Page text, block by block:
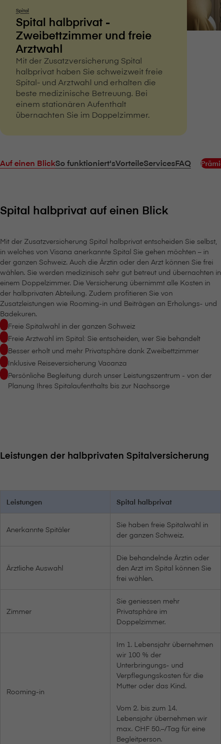
Spital
Spital halbprivat -
Zweibettzimmer und freie
Arztwahl
Mit der Zusatzversicherung Spital
halbprivat haben Sie schweizweit freie
Spital- und Arztwahl und erhalten die
beste medizinische Betreuung. Bei
einem stationären Aufenthalt
übernachten Sie im Doppelzimmer.
Auf einen BlickSo funktioniert'sVorteileServicesFAQ
Spital halbprivat auf einen Blick
Mit der Zusatzversicherung Spital halbprivat entscheiden Sie selbst,
in welches von V⁠i⁠s⁠a⁠n⁠a anerkannte Spital Sie gehen möchten – in
der ganzen Schweiz. Auch die Ärztin oder den Arzt können Sie frei
wählen. Sie werden medizinisch sehr gut betreut und übernachten in
einem Doppelzimmer. Die Versicherung übernimmt alle Kosten in
der halbprivaten Abteilung. Zudem profitieren Sie von
Zusatzleistungen wie Rooming-in und Beiträgen an Erholungs- und
Badekuren.
Freie Spitalwahl in der ganzen Schweiz
Freie Arztwahl im Spital: Sie entscheiden, wer Sie behandelt
Besser erholt und mehr Privatsphäre dank Zweibettzimmer
Inklusive Reiseversicherung Vacanza
Persönliche Begleitung durch unser Leistungszentrum - von der
Planung Ihres Spitalaufenthalts bis zur Nachsorge
Leistungen der halbprivaten Spitalversicherung
Leistungen Spital halbprivat
Anerkannte Spitäler
Sie haben freie Spitalwahl in
der ganzen Schweiz.
Ärztliche Auswahl
Die behandelnde Ärztin oder
den Arzt im Spital können Sie
frei wählen.
Zimmer
Sie geniessen mehr
Privatsphäre im
Doppelzimmer.
Rooming-in
Im 1. Lebensjahr übernehmen
wir 100 % der
Unterbringungs- und
Verpflegungskosten für die
Mutter oder das Kind.
Vom 2. bis zum 14.
Lebensjahr übernehmen wir
max. CHF 50.–/Tag für eine
Begleitperson.